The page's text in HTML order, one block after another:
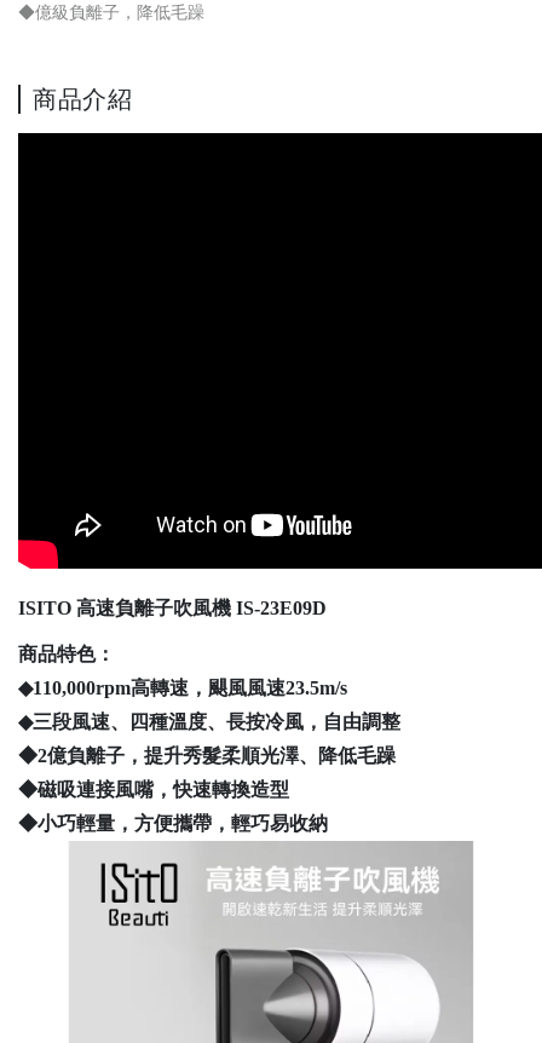
◆億級負離子，降低毛躁
商品介紹
ISITO 高速負離子吹風機 IS-23E09D
商品特色：
◆110,000rpm高轉速，颶風風速23.5m/s
◆三段風速、四種溫度、長按冷風，自由調整
◆2億負離子，提升秀髮柔順光澤、降低毛躁
◆磁吸連接風嘴，快速轉換造型
◆小巧輕量，方便攜帶，輕巧易收納